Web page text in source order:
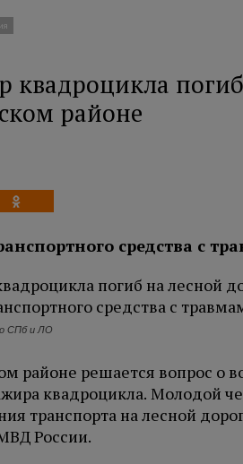
квадроцикла
районе
средства с
СПб и ЛО
районе решается вопрос о
квадроцикла. Молодой
транспорта на лесной
России.